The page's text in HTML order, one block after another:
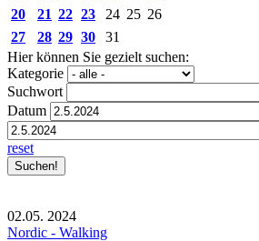
20
21 22 23 24 25 26
27
28 29 30
31
Hier können Sie gezielt suchen:
Kategorie
Suchwort
Datum
reset
02.05. 2024
Nordic - Walking